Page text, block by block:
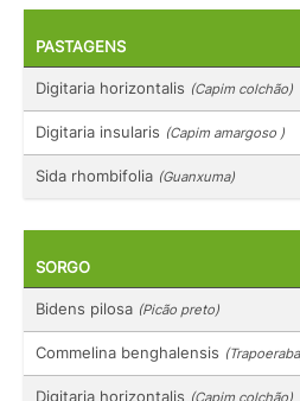
PASTAGENS
Digitaria horizontalis (Capim colchão)
Digitaria insularis (Capim amargoso )
Sida rhombifolia (Guanxuma)
SORGO
Bidens pilosa (Picão preto)
Commelina benghalensis
Digitaria horizontalis (Capim colchão)